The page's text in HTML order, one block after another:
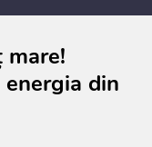
mare!
din